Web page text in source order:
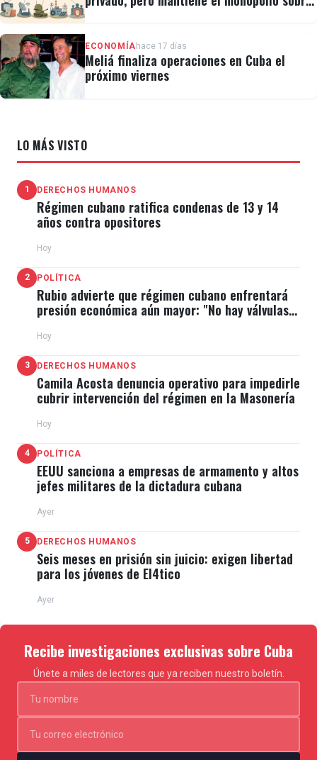
ECONOMÍA hace 17 días
Meliá finaliza operaciones en Cuba el
próximo viernes
LO MÁS VISTO
1 DERECHOS HUMANOS
Régimen cubano ratifica condenas de 13 y 14
años contra opositores
Hoy
2 POLÍTICA
Rubio advierte que régimen cubano enfrentará
presión económica aún mayor: "No hay válvulas
Hoy
3 DERECHOS HUMANOS
Camila Acosta denuncia operativo para impedirle
cubrir intervención del régimen en la Masonería
Hoy
4 POLÍTICA
EEUU sanciona a empresas de armamento y altos
jefes militares de la dictadura cubana
Ayer
5 DERECHOS HUMANOS
Seis meses en prisión sin juicio: exigen libertad
para los jóvenes de El4tico
Ayer
Recibe investigaciones exclusivas sobre Cuba
Únete a miles de lectores que ya reciben nuestro boletín.